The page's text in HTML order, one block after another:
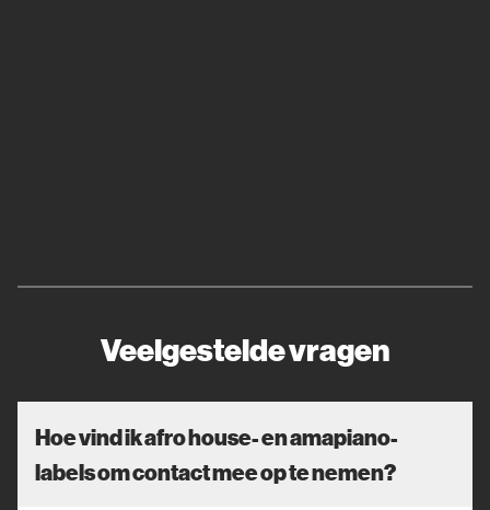
Veelgestelde vragen
Hoe vind ik afro house- en amapiano-
labels om contact mee op te nemen?